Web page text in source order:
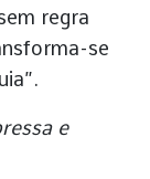
regra
se
e